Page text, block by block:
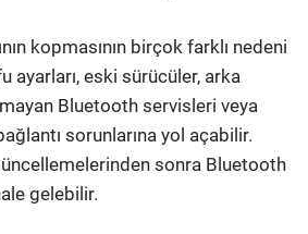
kopmasının birçok farklı nedeni
ayarları, eski sürücüler, arka
Bluetooth servisleri veya
sorunlarına yol açabilir.
sonra Bluetooth
gelebilir.